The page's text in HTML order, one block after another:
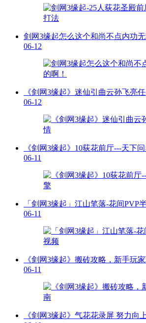
剑网3缘起怎么这个和尚不点内功无
06-12
《剑网3缘起》迷仙引曲云孙飞亮
06-12
《剑网3缘起》10荻花前厅---天下
06-11
「剑网3缘起」江山笔落-花间PVP
06-11
《剑网3缘起》搬砖攻略，新手玩
06-11
《剑网3缘起》气花花录屏 努力向